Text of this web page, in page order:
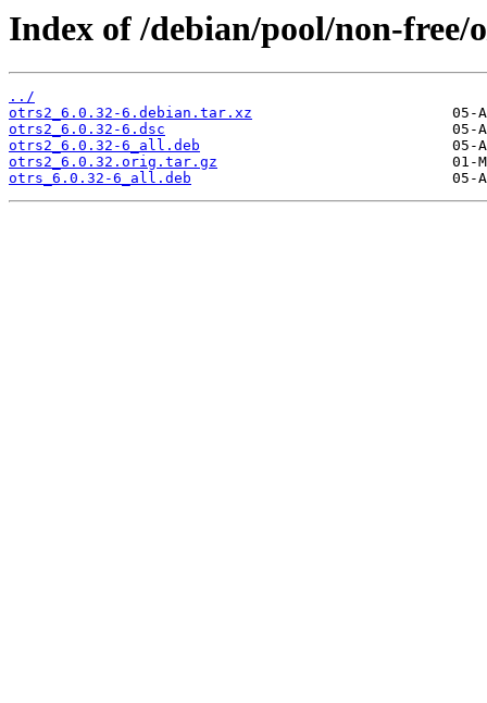
Index of /debian/pool/non-free/
../
otrs2_6.0.32-6.debian.tar.xz
otrs2_6.0.32-6.dsc
otrs2_6.0.32-6_all.deb
otrs2_6.0.32.orig.tar.gz
otrs_6.0.32-6_all.deb